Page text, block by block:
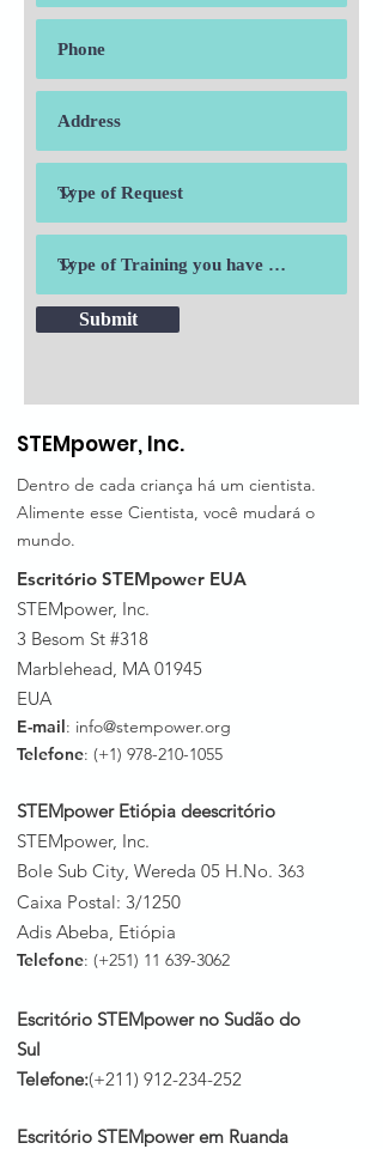
Submit
STEMpower, Inc.
Dentro de cada criança há um cientista.
Alimente esse Cientista, você mudará o
mundo.
Escritório STEMpower EUA
STEMpower, Inc.
3 Besom St #318
Marblehead, MA 01945
EUA
E-mail: info@stempower.org
Telefone: (+1) 978-210-1055
STEMpower Etiópia deescritório
STEMpower, Inc.
Bole Sub City, Wereda 05 H.No. 363
Caixa Postal: 3/1250
Adis Abeba, Etiópia
Telefone: (+251) 11 639-3062
Escritório STEMpower no Sudão do
Sul
Telefone:(+211) 912-234-252
Escritório STEMpower em Ruanda